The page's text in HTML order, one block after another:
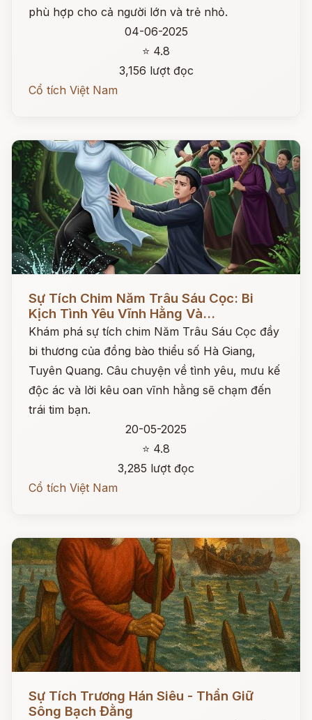
phù hợp cho cả người lớn và trẻ nhỏ.
04-06-2025
⭐ 4.8
3,156 lượt đọc
Cổ tích Việt Nam
Sự Tích Chim Năm Trâu Sáu Cọc: Bi
Kịch Tình Yêu Vĩnh Hằng Và...
Khám phá sự tích chim Năm Trâu Sáu Cọc đầy
bi thương của đồng bào thiểu số Hà Giang,
Tuyên Quang. Câu chuyện về tình yêu, mưu kế
độc ác và lời kêu oan vĩnh hằng sẽ chạm đến
trái tim bạn.
20-05-2025
⭐ 4.8
3,285 lượt đọc
Cổ tích Việt Nam
Sự Tích Trương Hán Siêu - Thần Giữ
Sông Bạch Đằng